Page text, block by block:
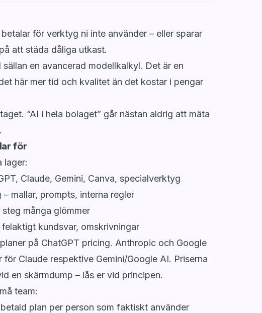
för verktyg ni inte använder – eller sparar
att städa dåliga utkast.
sällan en avancerad modellkalkyl. Det är en
här mer tid och kvalitet än det kostar i pengar
“AI i hela bolaget” går nästan aldrig att mäta
för
lager:
Claude, Gemini, Canva, specialverktyg
– mallar, prompts, interna regler
steg många glömmer
kundsvar, omskrivningar
på ChatGPT pricing. Anthropic och Google
för Claude respektive Gemini/Google AI. Priserna
en skärmdump – lås er vid principen.
team:
plan per person som faktiskt använder